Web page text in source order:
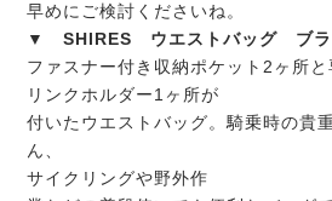
早めにご検討くださいね。
▼ SHIRES ウエストバッグ ブ
ファスナー付き収納ポケット2ヶ所
リンクホルダー1ヶ所が
付いたウエストバッグ。騎乗時の貴
ん、
サイクリングや野外作